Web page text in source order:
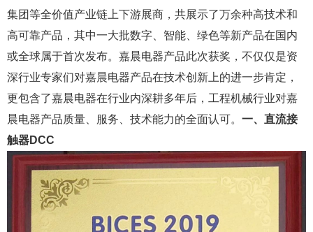
集团等全价值产业链上下游展商，共展示了万余种高技术和
高可靠产品，其中一大批数字、智能、绿色等新产品在国内
或全球属于首次发布。嘉晨电器产品此次获奖，不仅仅是资
深行业专家们对嘉晨电器产品在技术创新上的进一步肯定，
更包含了嘉晨电器在行业内深耕多年后，工程机械行业对嘉
晨电器产品质量、服务、技术能力的全面认可。 一、直流接
触器DCC